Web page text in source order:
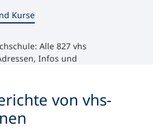
Kurse
Alle 827 vhs
Infos und
von vhs-